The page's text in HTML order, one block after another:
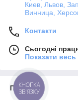
Киев, Львов,
Винница,
Контакти
Сьогодні
Показати
Про нас
КНОПКА
ЗВ'ЯЗКУ